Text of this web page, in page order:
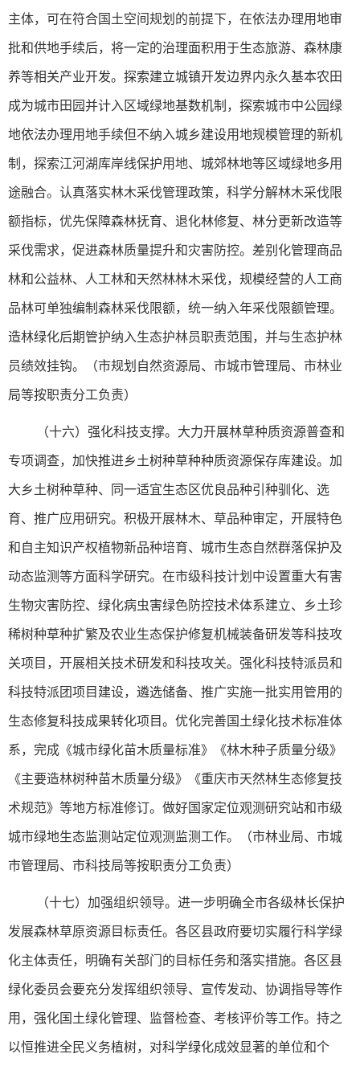
主体，可在符合国土空间规划的前提下，在依法办理用地审
批和供地手续后，将一定的治理面积用于生态旅游、森林康
养等相关产业开发。探索建立城镇开发边界内永久基本农田
成为城市田园并计入区域绿地基数机制，探索城市中公园绿
地依法办理用地手续但不纳入城乡建设用地规模管理的新机
制，探索江河湖库岸线保护用地、城郊林地等区域绿地多用
途融合。认真落实林木采伐管理政策，科学分解林木采伐限
额指标，优先保障森林抚育、退化林修复、林分更新改造等
采伐需求，促进森林质量提升和灾害防控。差别化管理商品
林和公益林、人工林和天然林林木采伐，规模经营的人工商
品林可单独编制森林采伐限额，统一纳入年采伐限额管理。
造林绿化后期管护纳入生态护林员职责范围，并与生态护林
员绩效挂钩。（市规划自然资源局、市城市管理局、市林业
局等按职责分工负责）
（十六）强化科技支撑。大力开展林草种质资源普查和
专项调查，加快推进乡土树种草种种质资源保存库建设。加
大乡土树种草种、同一适宜生态区优良品种引种驯化、选
育、推广应用研究。积极开展林木、草品种审定，开展特色
和自主知识产权植物新品种培育、城市生态自然群落保护及
动态监测等方面科学研究。在市级科技计划中设置重大有害
生物灾害防控、绿化病虫害绿色防控技术体系建立、乡土珍
稀树种草种扩繁及农业生态保护修复机械装备研发等科技攻
关项目，开展相关技术研发和科技攻关。强化科技特派员和
科技特派团项目建设，遴选储备、推广实施一批实用管用的
生态修复科技成果转化项目。优化完善国土绿化技术标准体
系，完成《城市绿化苗木质量标准》《林木种子质量分级》
《主要造林树种苗木质量分级》《重庆市天然林生态修复技
术规范》等地方标准修订。做好国家定位观测研究站和市级
城市绿地生态监测站定位观测监测工作。（市林业局、市城
市管理局、市科技局等按职责分工负责）
（十七）加强组织领导。进一步明确全市各级林长保护
发展森林草原资源目标责任。各区县政府要切实履行科学绿
化主体责任，明确有关部门的目标任务和落实措施。各区县
绿化委员会要充分发挥组织领导、宣传发动、协调指导等作
用，强化国土绿化管理、监督检查、考核评价等工作。持之
以恒推进全民义务植树，对科学绿化成效显著的单位和个